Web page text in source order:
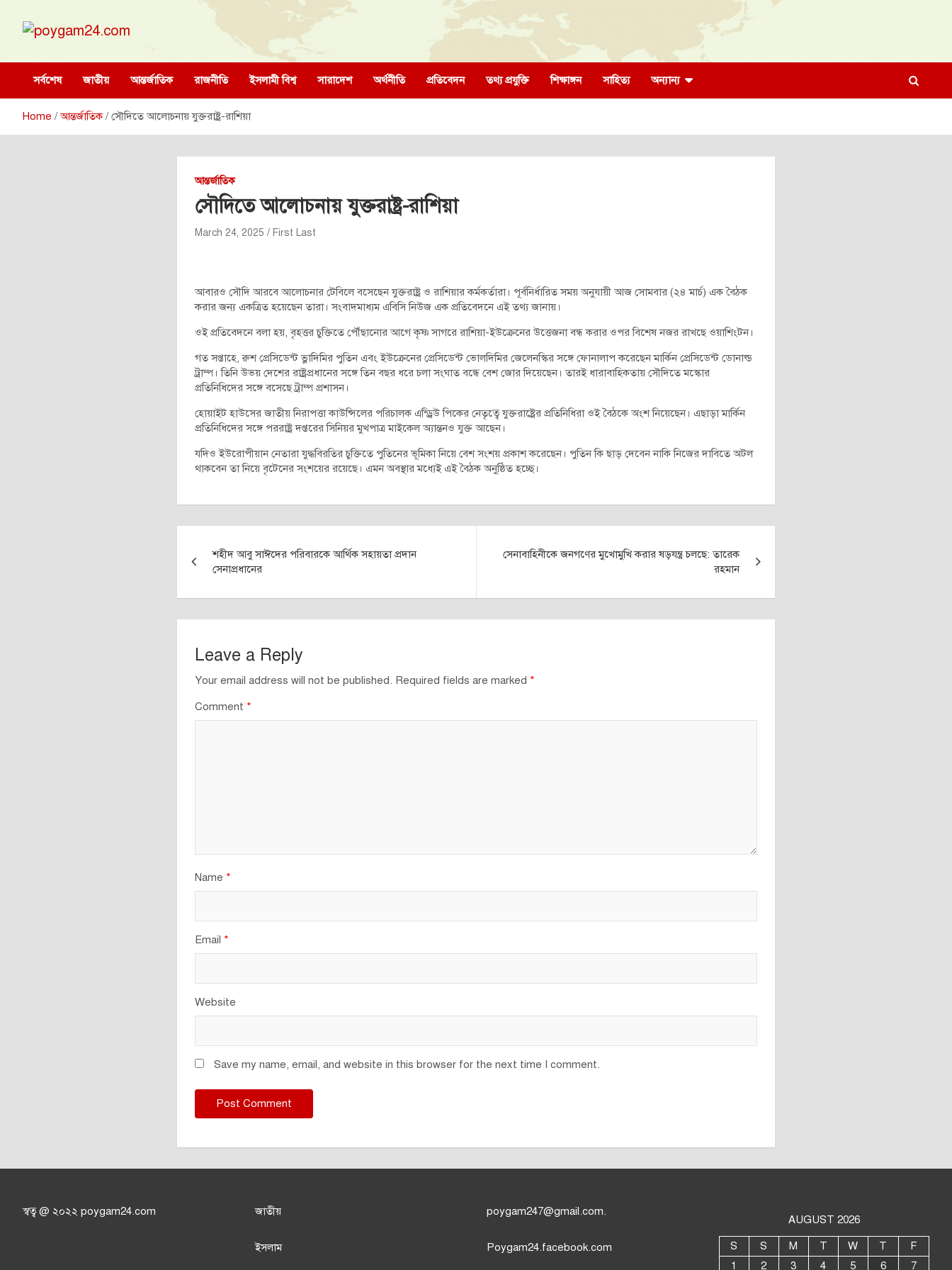
content
poygam24.com
সর্বশেষ জাতীয় আন্তর্জাতিক রাজনীতি ইসলামী বিশ্ব সারাদেশ অর্থনীতি প্রতিবেদন তথ্য প্রযুক্তি শিক্ষাঙ্গন সাহিত্য অন্যান্য
Home আন্তর্জাতিক সৌদিতে আলোচনায় যুক্তরাষ্ট্র-রাশিয়া
আন্তর্জাতিক
সৌদিতে আলোচনায় যুক্তরাষ্ট্র-রাশিয়া
March 24, 2025 First Last
আবারও সৌদি আরবে আলোচনার টেবিলে বসেছেন যুক্তরাষ্ট্র ও রাশিয়ার কর্মকর্তারা। পূর্বনির্ধারিত সময় অনুযায়ী আজ সোমবার (২৪ মার্চ) এক বৈঠক
করার জন্য একত্রিত হয়েছেন তারা। সংবাদমাধ্যম এবিসি নিউজ এক প্রতিবেদনে এই তথ্য জানায়।
ওই প্রতিবেদনে বলা হয়, বৃহত্তর চুক্তিতে পৌঁছানোর আগে কৃষ্ণ সাগরে রাশিয়া-ইউক্রেনের উত্তেজনা বন্ধ করার ওপর বিশেষ নজর রাখছে ওয়াশিংটন।
গত সপ্তাহে, রুশ প্রেসিডেন্ট ভ্লাদিমির পুতিন এবং ইউক্রেনের প্রেসিডেন্ট ভোলদিমির জেলেনস্কির সঙ্গে ফোনালাপ করেছেন মার্কিন প্রেসিডেন্ট ডোনাল্ড
ট্রাম্প। তিনি উভয় দেশের রাষ্ট্রপ্রধানের সঙ্গে তিন বছর ধরে চলা সংঘাত বন্ধে বেশ জোর দিয়েছেন। তারই ধারাবাহিকতায় সৌদিতে মস্কোর
প্রতিনিধিদের সঙ্গে বসেছে ট্রাম্প প্রশাসন।
হোয়াইট হাউসের জাতীয় নিরাপত্তা কাউন্সিলের পরিচালক এন্ড্রিউ পিকের নেতৃত্বে যুক্তরাষ্ট্রের প্রতিনিধিরা ওই বৈঠকে অংশ নিয়েছেন। এছাড়া মার্কিন
প্রতিনিধিদের সঙ্গে পররাষ্ট্র দপ্তরের সিনিয়র মুখপাত্র মাইকেল অ্যান্তনও যুক্ত আছেন।
যদিও ইউরোপীয়ান নেতারা যুদ্ধবিরতির চুক্তিতে পুতিনের ভূমিকা নিয়ে বেশ সংশয় প্রকাশ করেছেন। পুতিন কি ছাড় দেবেন নাকি নিজের দাবিতে অটল
থাকবেন তা নিয়ে বৃটেনের সংশয়ের রয়েছে। এমন অবস্থার মধ্যেই এই বৈঠক অনুষ্ঠিত হচ্ছে।
navigation
শহীদ আবু সাঈদের পরিবারকে আর্থিক সহায়তা প্রদান
সেনাপ্রধানের
সেনাবাহিনীকে জনগণের মুখোমুখি করার ষড়যন্ত্র চলছে: তারেক
রহমান
Leave a Reply
Your email address will not be published. Required fields are marked *
Comment *
Name *
Email *
Website
Save my name, email, and website in this browser for the next time I comment.
স্বত্ব @ ২০২২ poygam24.com জাতীয়
ইসলাম
poygam247@gmail.com.
Poygam24.facebook.com
AUGUST 2026
S S M T W T
F
1
2 3 4 5 6 7